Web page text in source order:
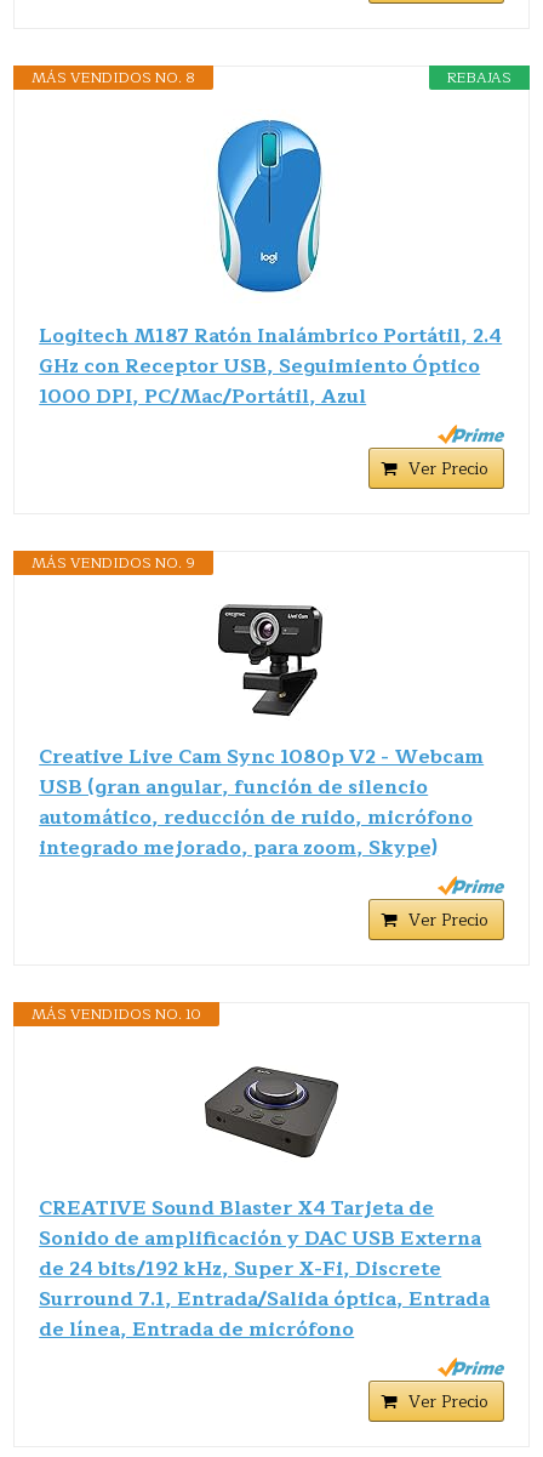
REBAJAS
MÁS VENDIDOS NO. 8
Logitech M187 Ratón Inalámbrico Portátil, 2.4
GHz con Receptor USB, Seguimiento Óptico
1000 DPI, PC/Mac/Portátil, Azul
Ver Precio
MÁS VENDIDOS NO. 9
Creative Live Cam Sync 1080p V2 - Webcam
USB (gran angular, función de silencio
automático, reducción de ruido, micrófono
integrado mejorado, para zoom, Skype)
Ver Precio
MÁS VENDIDOS NO. 10
CREATIVE Sound Blaster X4 Tarjeta de
Sonido de amplificación y DAC USB Externa
de 24 bits/192 kHz, Super X-Fi, Discrete
Surround 7.1, Entrada/Salida óptica, Entrada
de línea, Entrada de micrófono
Ver Precio